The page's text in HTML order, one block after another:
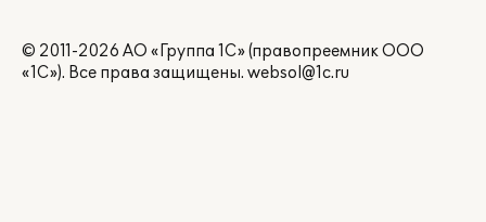
© 2011-2026 АО «Группа 1С» (правопреемник ООО
«1С»). Все права защищены. websol@1c.ru